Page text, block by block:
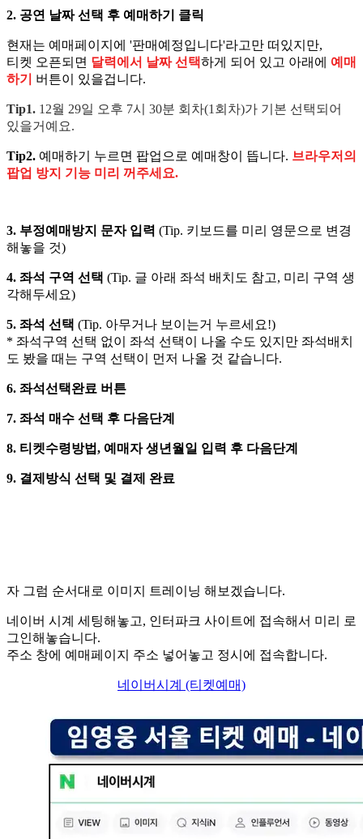
2. 공연 날짜 선택 후 예매하기 클릭
현재는 예매페이지에 '판매예정입니다'라고만 떠있지만,
티켓 오픈되면 달력에서 날짜 선택하게 되어 있고 아래에 예매
하기
버튼이 있을겁니다.
Tip1. 12월 29일 오후 7시 30분 회차(1회차)가 기본 선택되어
있을거예요.
Tip2. 예매하기 누르면 팝업으로 예매창이 뜹니다. 브라우저의
팝업 방지 기능 미리 꺼주세요.
3. 부정예매방지 문자 입력 (Tip. 키보드를 미리 영문으로 변경
해놓을 것)
4. 좌석 구역 선택 (Tip. 글 아래 좌석 배치도 참고, 미리 구역 생
각해두세요)
5. 좌석 선택 (Tip. 아무거나 보이는거 누르세요!)
* 좌석구역 선택 없이 좌석 선택이 나올 수도 있지만 좌석배치
도 봤을 때는 구역 선택이 먼저 나올 것 같습니다.
6. 좌석선택완료 버튼
7. 좌석 매수 선택 후 다음단계
8. 티켓수령방법, 예매자 생년월일 입력 후 다음단계
9. 결제방식 선택 및 결제 완료
자 그럼 순서대로 이미지 트레이닝 해보겠습니다.
네이버 시계 세팅해놓고, 인터파크 사이트에 접속해서 미리 로
그인해놓습니다.
주소 창에 예매페이지 주소 넣어놓고 정시에 접속합니다.
네이버시계 (티켓예매)